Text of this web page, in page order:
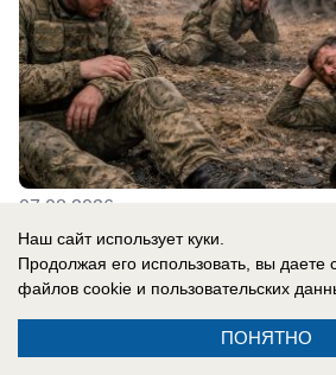
07.08.2026
Наш сайт использует куки.
Продолжая его использовать, вы даете
файлов cookie и пользовательских
ПОНЯТНО